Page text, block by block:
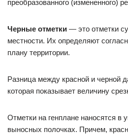
преобразованного (измененного)
Черные отметки — это отметки
местности. Их определяют
плану территории.
Разница между красной и черной
которая показывает величину
Отметки на генплане наносятся в
выносных полочках. Причем,